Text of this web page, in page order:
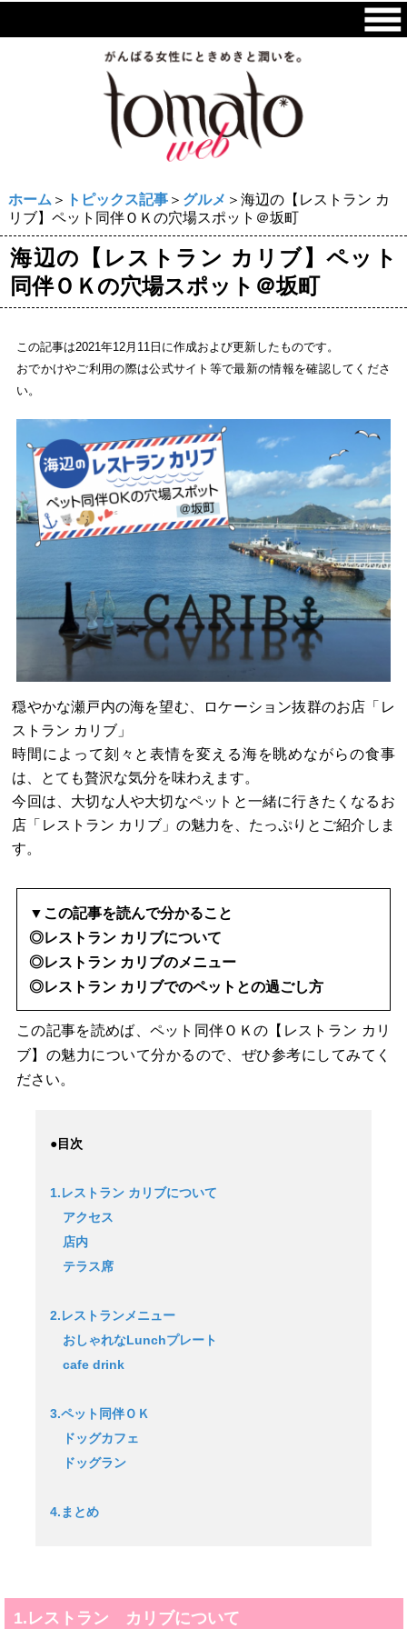
ホーム ＞ トピックス記事＞ グルメ ＞海辺の【レストラン カ
リブ】ペット同伴ＯＫの穴場スポット＠坂町
海辺の【レストラン カリブ】ペット
同伴ＯＫの穴場スポット＠坂町
この記事は2021年12月11日に作成および更新したものです。
おでかけやご利用の際は公式サイト等で最新の情報を確認してくださ
い。
穏やかな瀬戸内の海を望む、ロケーション抜群のお店「レ
ストラン カリブ」
時間によって刻々と表情を変える海を眺めながらの食事
は、とても贅沢な気分を味わえます。
今回は、大切な人や大切なペットと一緒に行きたくなるお
店「レストラン カリブ」の魅力を、たっぷりとご紹介しま
す。
▼この記事を読んで分かること
◎レストラン カリブについて
◎レストラン カリブのメニュー
◎レストラン カリブでのペットとの過ごし方
この記事を読めば、ペット同伴ＯＫの【レストラン カリ
ブ】の魅力について分かるので、ぜひ参考にしてみてく
ださい。
●目次
1.レストラン カリブについて
アクセス
店内
テラス席
2.レストランメニュー
おしゃれなLunchプレート
cafe drink
3.ペット同伴ＯＫ
ドッグカフェ
ドッグラン
4.まとめ
1.レストラン カリブについて